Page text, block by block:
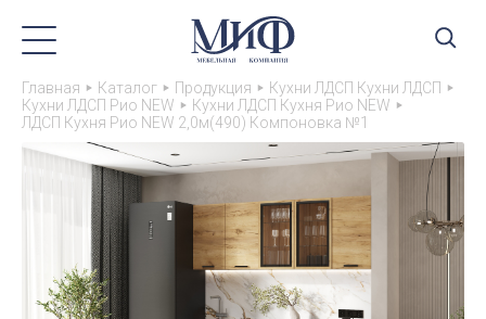
Главная Каталог Продукция
Кухни ЛДСП Кухни ЛДСП
Кухни ЛДСП Рио NEW
Кухни ЛДСП Кухня Рио NEW
ЛДСП Кухня Рио NEW 2,0м(490) Компоновка №1